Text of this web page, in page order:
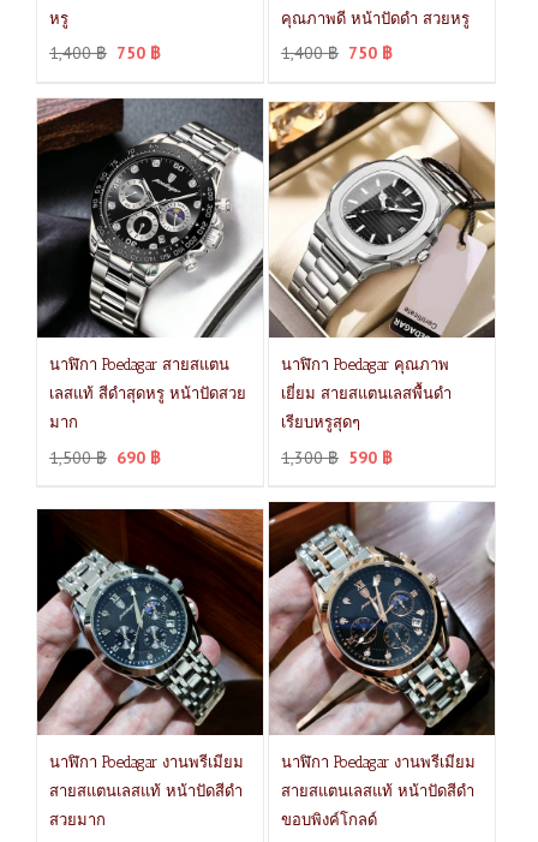
หรู
1,400฿ 750 ฿
คุณภาพดี หน้าปัดดำ สวยหรู
1,400฿ 750 ฿
นาฬิกา Poedagar สายสแตน
เลสแท้ สีดำสุดหรู หน้าปัดสวย
มาก
1,500฿ 690 ฿
นาฬิกา Poedagar คุณภาพ
เยี่ยม สายสแตนเลสพื้นดำ
เรียบหรูสุดๆ
1,300฿ 590 ฿
นาฬิกา Poedagar งานพรีเมียม
สายสแตนเลสแท้ หน้าปัดสีดำ
สวยมาก
นาฬิกา Poedagar งานพรีเมียม
สายสแตนเลสแท้ หน้าปัดสีดำ
ขอบพิงค์โกลด์